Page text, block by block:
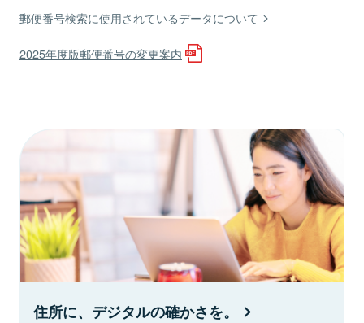
郵便番号検索に使用されているデータについて
2025年度版郵便番号の変更案内
住所に、デジタルの確かさを。